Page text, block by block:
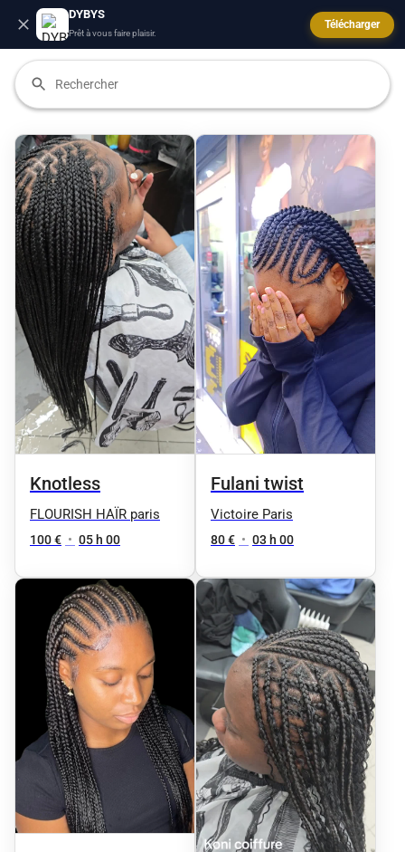
DYBYS
Prêt à vous faire plaisir.
Télécharger
Knotless
FLOURISH HAÏR paris
100 € • 05 h 00
Fulani twist
Victoire Paris
80 € • 03 h 00